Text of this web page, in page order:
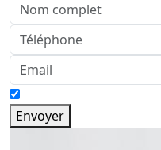
Envoyer